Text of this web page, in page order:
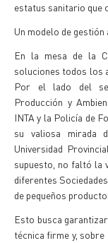
estatus sanitario que
Un modelo de
En la mesa de la
soluciones todos los
Por el lado del
Producción y
INTA y la Policía de
su valiosa mirada
Universidad
supuesto, no faltó la
diferentes
de pequeños
Esto busca
técnica firme y, sobre